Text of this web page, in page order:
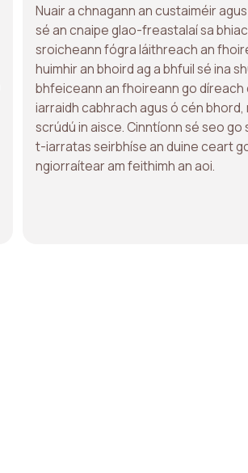
Nuair a chnagann an custaiméir
sé an cnaipe glao-freastalaí sa
sroicheann fógra láithreach an
huimhir an bhoird ag a bhfuil sé ina
bhfeiceann an fhoireann go díreach
iarraidh cabhrach agus ó cén bhord,
scrúdú in aisce. Cinntíonn sé seo go
t-iarratas seirbhíse an duine ceart
ngiorraítear am feithimh an aoi.